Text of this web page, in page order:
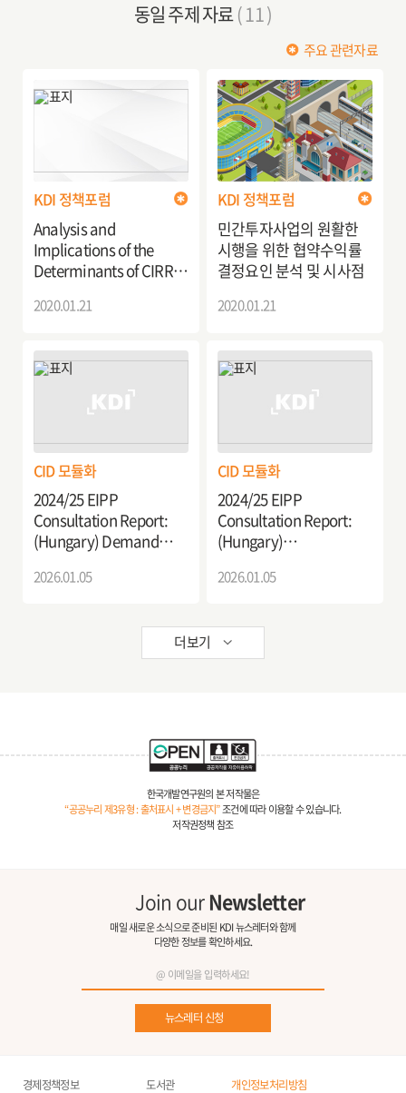
동일 주제 자료( 11 )
주요 관련자료
KDI 정책포럼
Analysis and
Implications of the
Determinants of CIRR
Execution of PPP
2020.01.21
KDI 정책포럼
민간투자사업의 원활한
시행을 위한 협약수익률
결정요인 분석 및 시사점
2020.01.21
CID 모듈화
2024/25 EIPP
Consultation Report:
(Hungary) Demand
Pilot Project in Hungary
2026.01.05
CID 모듈화
2024/25 EIPP
Consultation Report:
(Hungary)
Sustainable Last-Mile
Carbon Neutral Urban
Logistics in Hungary
2026.01.05
더보기
한국개발연구원의 본 저작물은
“공공누리 제3유형 : 출처표시 + 변경금지”조건에 따라 이용할 수 있습니다.
저작권정책 참조
Join ourNewsletter
매일 새로운 소식으로 준비된 KDI 뉴스레터와 함께
다양한 정보를 확인하세요.
뉴스레터 신청
경제정책정보 도서관 개인정보처리방침